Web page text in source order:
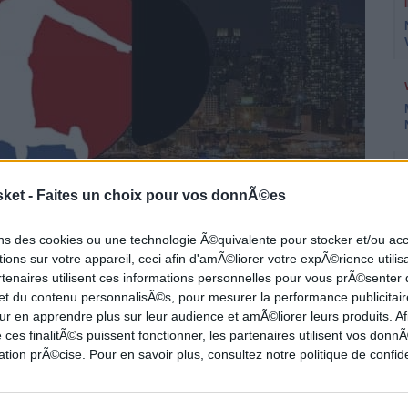
- Faites un choix pour vos donnÃ©es
des cookies ou une technologie Ã©quivalente pour stocker et/ou
sur votre appareil, ceci afin d'amÃ©liorer votre expÃ©rience
utilisent ces informations personnelles pour vous prÃ©senter
du contenu personnalisÃ©s, pour mesurer la performance
en apprendre plus sur leur audience et amÃ©liorer leurs produits.
ces finalitÃ©s puissent fonctionner, les partenaires utilisent vos
prÃ©cise. Pour en savoir plus, consultez notre politique de
partie sur les différents
en NBA. Puis, on délivre nos propres
dans la Bulle.